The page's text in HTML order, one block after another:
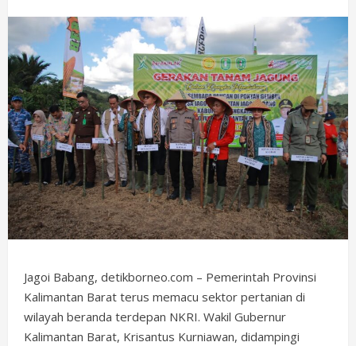
Jagoi Babang, detikborneo.com – Pemerintah Provinsi
Kalimantan Barat terus memacu sektor pertanian di
wilayah beranda terdepan NKRI. Wakil Gubernur
Kalimantan Barat, Krisantus Kurniawan, didampingi